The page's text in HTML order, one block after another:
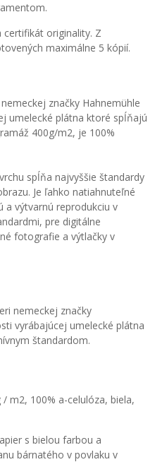
originality. Z
maximálne 5 kópií.
značky Hahnemühle
umelecké plátna ktoré spĺňajú
400g/m2, je 100%
spĺňa najvyššie štandardy
Je ľahko natiahnuteľné
a výtvarnú reprodukciu v
pre digitálne
fotografie a výtlačky v
nemeckej značky
vyrábajúcej umelecké plátna
štandardom.
m2, 100% a-celulóza, biela,
s bielou farbou a
bárnatého v povlaku v